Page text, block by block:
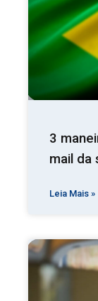
3
mail da
Leia Mais »